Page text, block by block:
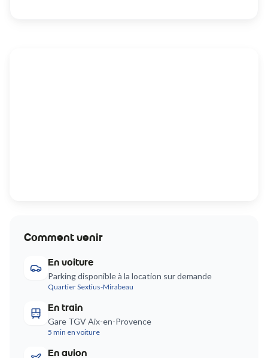
Comment venir
En voiture
Parking disponible à la location sur demande
Quartier Sextius-Mirabeau
En train
Gare TGV Aix-en-Provence
5 min en voiture
En avion